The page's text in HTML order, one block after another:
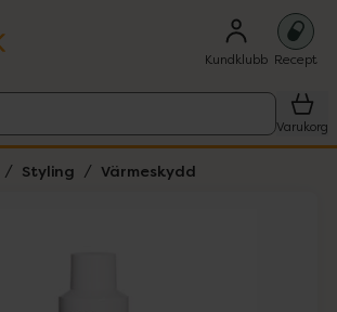
Kundklubb Recept
Varukorg
Styling Värmeskydd